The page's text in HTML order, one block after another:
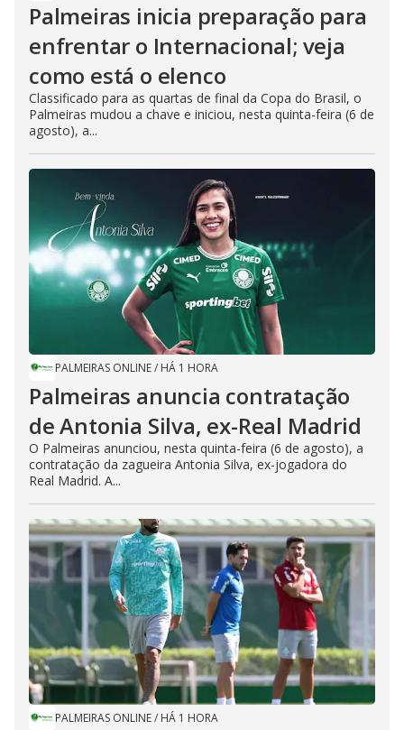
Palmeiras inicia preparação para
enfrentar o Internacional; veja
como está o elenco
Classificado para as quartas de final da Copa do Brasil, o
Palmeiras mudou a chave e iniciou, nesta quinta-feira (6 de
agosto), a...
PALMEIRAS ONLINE/ HÁ 1 HORA
Palmeiras anuncia contratação
de Antonia Silva, ex-Real Madrid
O Palmeiras anunciou, nesta quinta-feira (6 de agosto), a
contratação da zagueira Antonia Silva, ex-jogadora do
Real Madrid. A...
PALMEIRAS ONLINE/ HÁ 1 HORA